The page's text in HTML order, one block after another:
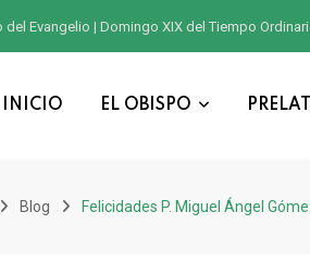
del Evangelio | Domingo XIX del Tiempo
INICIO EL OBISPO
Blog Felicidades P. Miguel Ángel